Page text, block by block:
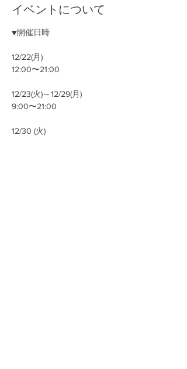
イベントについて
▼開催日時
12/22(月)
12:00〜21:00
12/23(火)～12/29(月)
9:00〜21:00
12/30 (火)